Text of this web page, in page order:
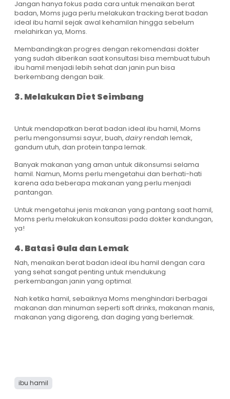
Jangan hanya fokus pada cara untuk menaikan berat
badan, Moms juga perlu melakukan tracking berat badan
ideal ibu hamil sejak awal kehamilan hingga sebelum
melahirkan ya, Moms.
Membandingkan progres dengan rekomendasi dokter
yang sudah diberikan saat konsultasi bisa membuat tubuh
ibu hamil menjadi lebih sehat dan janin pun bisa
berkembang dengan baik.
3. Melakukan Diet Seimbang
Untuk mendapatkan berat badan ideal ibu hamil, Moms
perlu mengonsumsi sayur, buah, dairyrendah lemak,
gandum utuh, dan protein tanpa lemak.
Banyak makanan yang aman untuk dikonsumsi selama
hamil. Namun, Moms perlu mengetahui dan berhati-hati
karena ada beberapa makanan yang perlu menjadi
pantangan.
Untuk mengetahui jenis makanan yang pantang saat hamil,
Moms perlu melakukan konsultasi pada dokter kandungan,
ya!
4. Batasi Gula dan Lemak
Nah, menaikan berat badan ideal ibu hamil dengan cara
yang sehat sangat penting untuk mendukung
perkembangan janin yang optimal.
Nah ketika hamil, sebaiknya Moms menghindari berbagai
makanan dan minuman seperti soft drinks, makanan manis,
makanan yang digoreng, dan daging yang berlemak.
ibu hamil